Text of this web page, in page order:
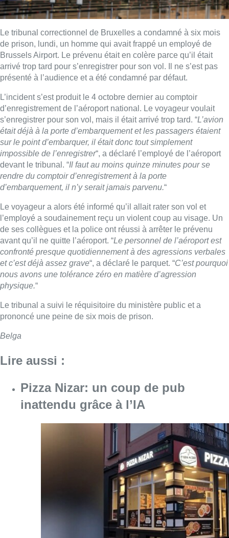
Le tribunal correctionnel de Bruxelles a condamné à six mois
de prison, lundi, un homme qui avait frappé un employé de
Brussels Airport. Le prévenu était en colère parce qu’il était
arrivé trop tard pour s’enregistrer pour son vol. Il ne s’est pas
présenté à l’audience et a été condamné par défaut.
L’incident s’est produit le 4 octobre dernier au comptoir
d’enregistrement de l’aéroport national. Le voyageur voulait
s’enregistrer pour son vol, mais il était arrivé trop tard. “L’avion
était déjà à la porte d’embarquement et les passagers étaient
sur le point d’embarquer, il était donc tout simplement
impossible de l’enregistrer“, a déclaré l’employé de l’aéroport
devant le tribunal. “Il faut au moins quinze minutes pour se
rendre du comptoir d’enregistrement à la porte
d’embarquement, il n’y serait jamais parvenu.“
Le voyageur a alors été informé qu’il allait rater son vol et
l’employé a soudainement reçu un violent coup au visage. Un
de ses collègues et la police ont réussi à arrêter le prévenu
avant qu’il ne quitte l’aéroport. “Le personnel de l’aéroport est
confronté presque quotidiennement à des agressions verbales
et c’est déjà assez grave“, a déclaré le parquet. “C’est pourquoi
nous avons une tolérance zéro en matière d’agression
physique.“
Le tribunal a suivi le réquisitoire du ministère public et a
prononcé une peine de six mois de prison.
Belga
Lire aussi :
Pizza Nizar: un coup de pub
inattendu grâce à l’IA